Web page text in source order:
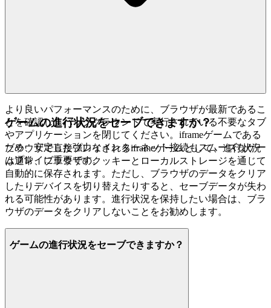
より良いパフォーマンスのために、ブラウザが最新であるこ
とを確認し、バックグラウンドで実行されている不要なタブ
やアプリケーションを閉じてください。iframeゲームである
ため、安定した強力なインターネット接続もスムーズなゲー
ムプレイに重要です。
ゲームの進行状況をセーブできますか？
ブラウザで直接プレイされるiframeゲームとして、進行状況
は通常、ブラウザのクッキーとローカルストレージを通じて
自動的に保存されます。ただし、ブラウザのデータをクリア
したりデバイスを切り替えたりすると、セーブデータが失わ
れる可能性があります。進行状況を保持したい場合は、ブラ
ウザのデータをクリアしないことをお勧めします。
ゲームの進行状況をセーブできますか？